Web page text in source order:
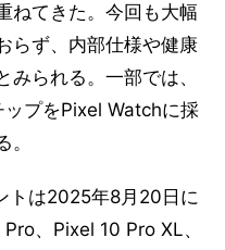
ねてきた。今回も大幅
らず、内部仕様や健康
られる。一部では、
プをPixel Watchに採
トは2025年8月20日に
、Pixel 10 Pro XL、